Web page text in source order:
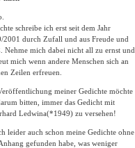
schreibe ich erst seit dem Jahr
2001 durch Zufall und aus Freude und
Nehme mich dabei nicht all zu ernst und
mich wenn andere Menschen sich an
Zeilen erfreuen.
meiner Gedichte möchte
bitten, immer das Gedicht mit
Ledwina(*1949) zu versehen!
leider auch schon meine Gedichte ohne
gefunden habe, was weniger